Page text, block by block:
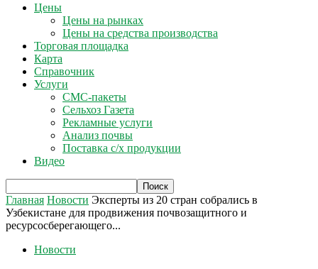
Цены
Цены на рынках
Цены на средства производства
Торговая площадка
Карта
Справочник
Услуги
СМС-пакеты
Сельхоз Газета
Рекламные услуги
Анализ почвы
Поставка с/х продукции
Видео
Главная Новости Эксперты из 20 стран собрались в
Узбекистане для продвижения почвозащитного и
ресурсосберегающего...
Новости